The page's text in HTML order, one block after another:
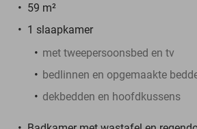
59 m²
1 slaapkamer
met tweepersoonsbed en tv
bedlinnen en opgemaakte
dekbedden en hoofdkussens